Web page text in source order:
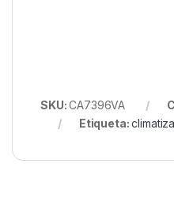
SKU:CA7396VA
Etiqueta: